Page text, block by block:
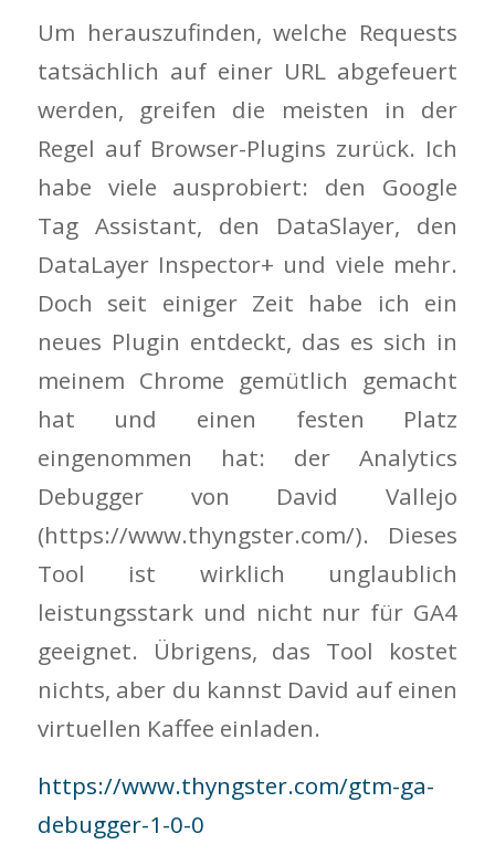
Um herauszufinden, welche Requests
tatsächlich auf einer URL abgefeuert
werden, greifen die meisten in der
Regel auf Browser-Plugins zurück. Ich
habe viele ausprobiert: den Google
Tag Assistant, den DataSlayer, den
DataLayer Inspector+ und viele mehr.
Doch seit einiger Zeit habe ich ein
neues Plugin entdeckt, das es sich in
meinem Chrome gemütlich gemacht
hat und einen festen Platz
eingenommen hat: der Analytics
Debugger von David Vallejo
(https://www.thyngster.com/). Dieses
Tool ist wirklich unglaublich
leistungsstark und nicht nur für GA4
geeignet. Übrigens, das Tool kostet
nichts, aber du kannst David auf einen
virtuellen Kaffee einladen.
https://www.thyngster.com/gtm-ga-
debugger-1-0-0